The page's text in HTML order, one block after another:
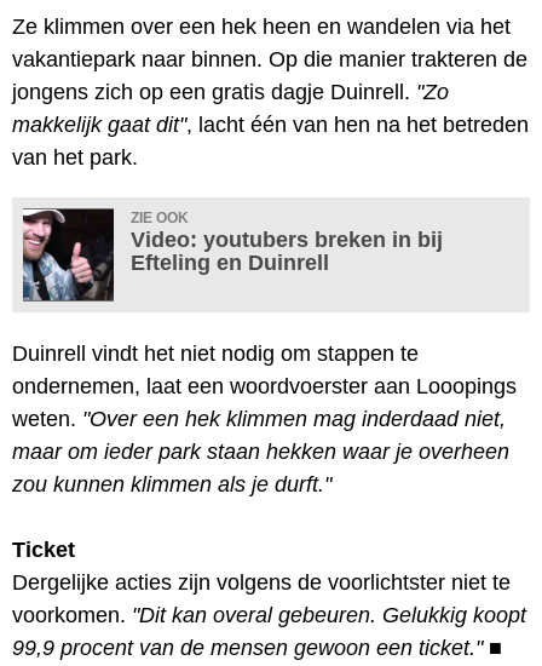
Ze klimmen over een hek heen en wandelen via het
vakantiepark naar binnen. Op die manier trakteren de
jongens zich op een gratis dagje Duinrell. "Zo
makkelijk gaat dit", lacht één van hen na het betreden
van het park.
ZIE OOK
Video: youtubers breken in bij
Efteling en Duinrell
Duinrell vindt het niet nodig om stappen te
ondernemen, laat een woordvoerster aan Looopings
weten. "Over een hek klimmen mag inderdaad niet,
maar om ieder park staan hekken waar je overheen
zou kunnen klimmen als je durft."
Ticket
Dergelijke acties zijn volgens de voorlichtster niet te
voorkomen. "Dit kan overal gebeuren. Gelukkig koopt
99,9 procent van de mensen gewoon een ticket." ■